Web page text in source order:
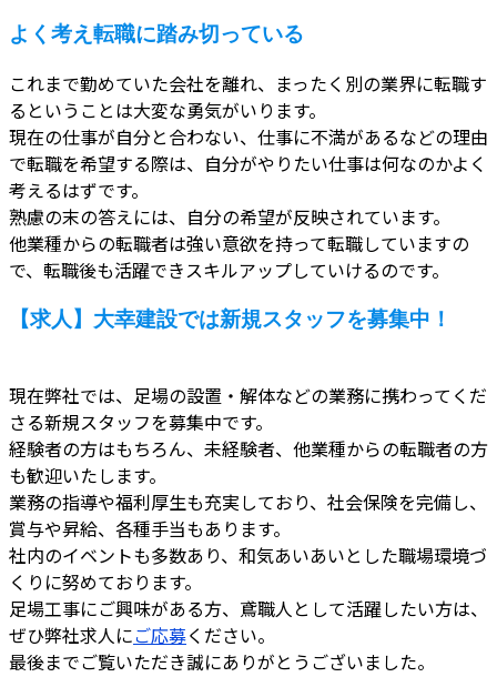
よく考え転職に踏み切っている
これまで勤めていた会社を離れ、まったく別の業界に転職す
るということは大変な勇気がいります。
現在の仕事が自分と合わない、仕事に不満があるなどの理由
で転職を希望する際は、自分がやりたい仕事は何なのかよく
考えるはずです。
熟慮の末の答えには、自分の希望が反映されています。
他業種からの転職者は強い意欲を持って転職していますの
で、転職後も活躍できスキルアップしていけるのです。
【求人】大幸建設では新規スタッフを募集中！
現在弊社では、足場の設置・解体などの業務に携わってくだ
さる新規スタッフを募集中です。
経験者の方はもちろん、未経験者、他業種からの転職者の方
も歓迎いたします。
業務の指導や福利厚生も充実しており、社会保険を完備し、
賞与や昇給、各種手当もあります。
社内のイベントも多数あり、和気あいあいとした職場環境づ
くりに努めております。
足場工事にご興味がある方、鳶職人として活躍したい方は、
ぜひ弊社求人にご応募ください。
最後までご覧いただき誠にありがとうございました。